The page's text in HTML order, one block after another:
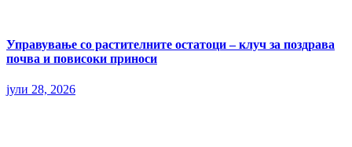
Управување со растителните остатоци – клуч за поздрава
почва и повисоки приноси
јули 28, 2026